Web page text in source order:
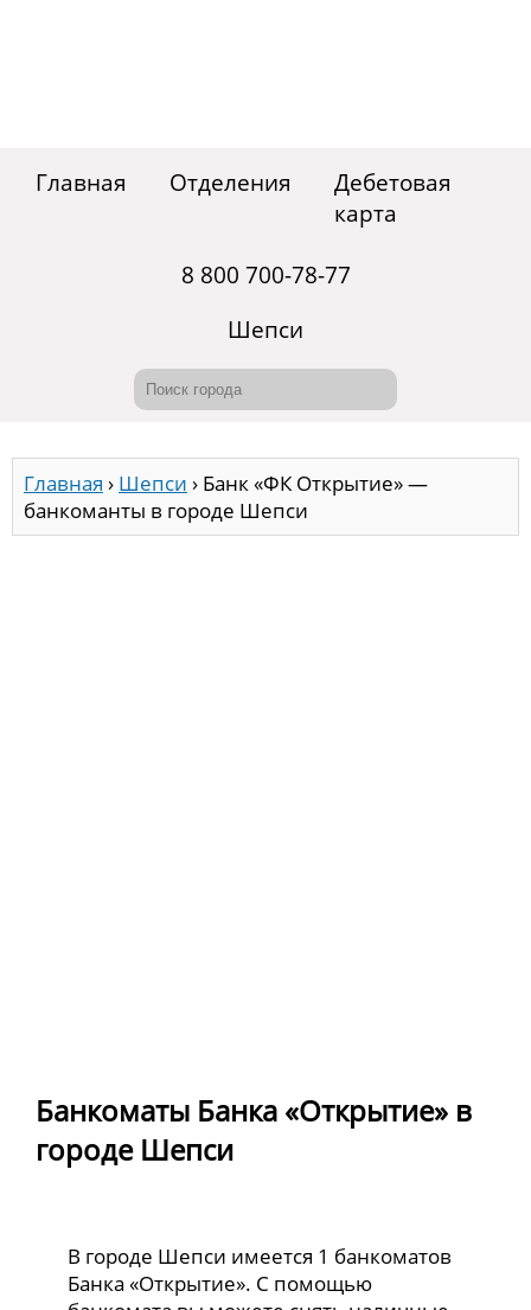
Главная Отделения
Дебетовая
карта
8 800 700-78-77
Шепси
Главная › Шепси › Банк «ФК Открытие» —
банкоманты в городе Шепси
Банкоматы Банка «Открытие» в
городе Шепси
В городе Шепси имеется 1 банкоматов
Банка «Открытие». С помощью